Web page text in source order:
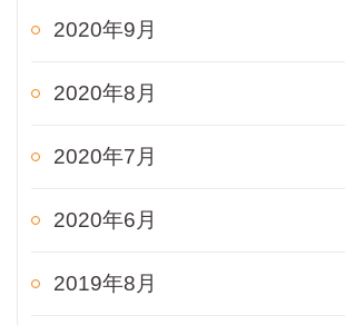
2020年9月
2020年8月
2020年7月
2020年6月
2019年8月